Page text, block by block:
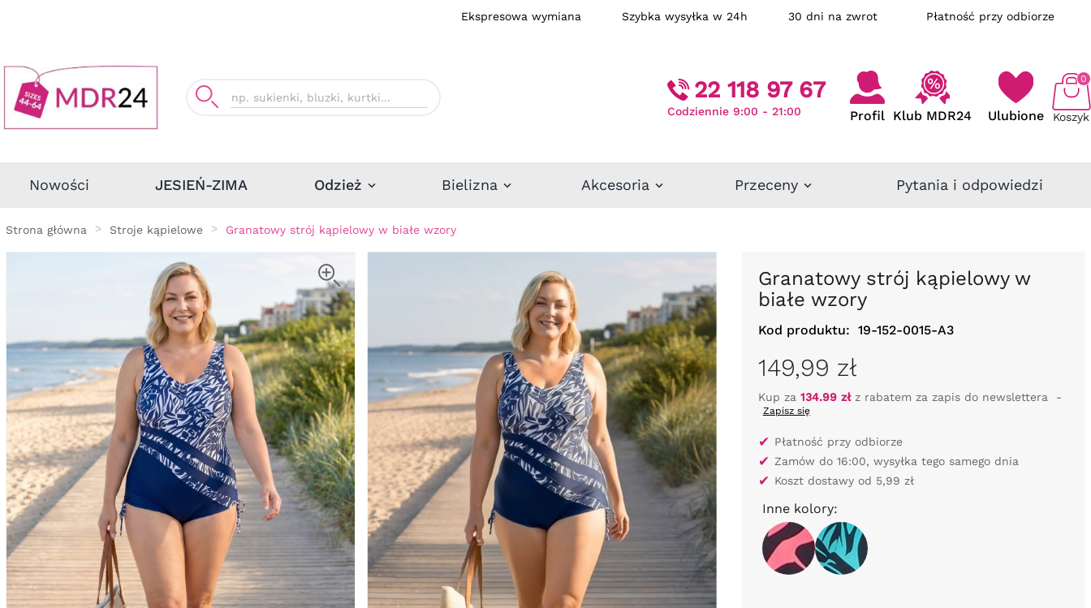
Ekspresowa wymiana Szybka wysyłka w 24h 30 dni na zwrot Płatność przy odbiorze
22 118 97 67
Codziennie 9:00 - 21:00 Profil Klub MDR24 Ulubione Koszyk
0
Nowości JESIEŃ-ZIMA Odzież Bielizna Akcesoria Przeceny Pytania i odpowiedzi
Strona główna Stroje kąpielowe Granatowy strój kąpielowy w białe wzory
Granatowy strój kąpielowy w
białe wzory
Kod produktu: 19-152-0015-A3
149,99 zł
Kup za 134.99 złz rabatem za zapis do newslettera -
Zapisz się
✔ Płatność przy odbiorze
✔ Zamów do 16:00, wysyłka tego samego dnia
✔ Koszt dostawy od 5,99 zł
Inne kolory: